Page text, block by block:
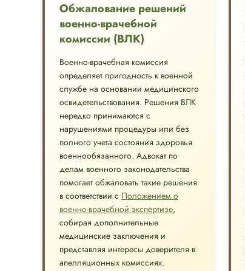
Обжалование решений
военно-врачебной
комиссии (ВЛК)
Военно-врачебная комиссия
определяет пригодность к военной
службе на основании медицинского
освидетельствования. Решения ВЛК
нередко принимаются с
нарушениями процедуры или без
полного учета состояния здоровья
военнообязанного. Адвокат по
делам военного законодательства
помогает обжаловать такие решения
в соответствии с Положением о
военно-врачебной экспертизе,
собирая дополнительные
медицинские заключения и
представляя интересы доверителя в
апелляционных комиссиях.